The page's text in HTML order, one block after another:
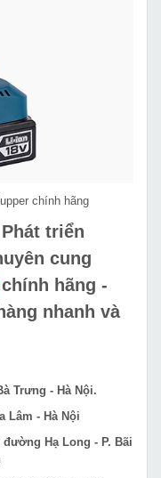
chính hãng
triển
cung
chính hãng -
nhanh và
Trưng - Hà Nội.
Lâm - Hà Nội
Hạ Long - P. Bãi